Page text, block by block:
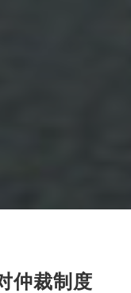
仲裁制度